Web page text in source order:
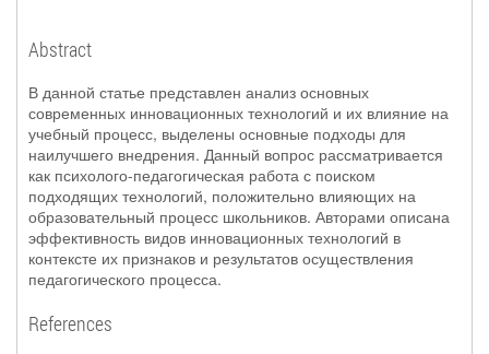
Abstract
В данной статье представлен анализ основных
современных инновационных технологий и их влияние на
учебный процесс, выделены основные подходы для
наилучшего внедрения. Данный вопрос рассматривается
как психолого-педагогическая работа с поиском
подходящих технологий, положительно влияющих на
образовательный процесс школьников. Авторами описана
эффективность видов инновационных технологий в
контексте их признаков и результатов осуществления
педагогического процесса.
References